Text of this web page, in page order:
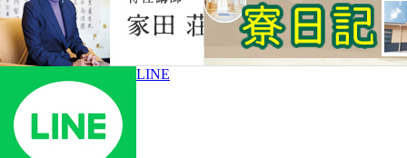
LINE